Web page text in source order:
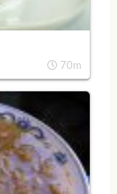
70m